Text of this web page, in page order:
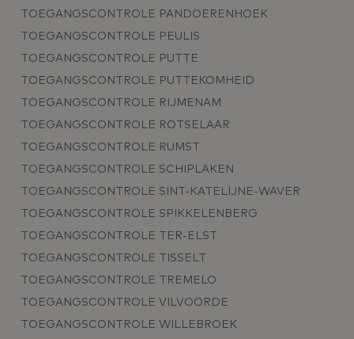
TOEGANGSCONTROLE PANDOERENHOEK
TOEGANGSCONTROLE PEULIS
TOEGANGSCONTROLE PUTTE
TOEGANGSCONTROLE PUTTEKOMHEID
TOEGANGSCONTROLE RIJMENAM
TOEGANGSCONTROLE ROTSELAAR
TOEGANGSCONTROLE RUMST
TOEGANGSCONTROLE SCHIPLAKEN
TOEGANGSCONTROLE SINT-KATELIJNE-WAVER
TOEGANGSCONTROLE SPIKKELENBERG
TOEGANGSCONTROLE TER-ELST
TOEGANGSCONTROLE TISSELT
TOEGANGSCONTROLE TREMELO
TOEGANGSCONTROLE VILVOORDE
TOEGANGSCONTROLE WILLEBROEK